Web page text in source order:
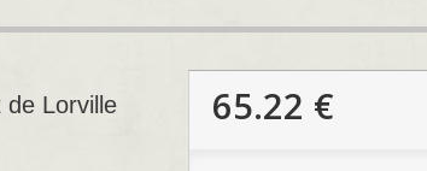
de Lorville 65.22 €